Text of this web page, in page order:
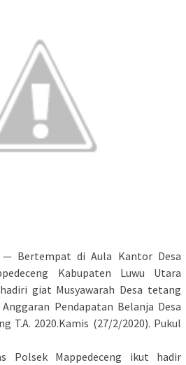
— Bertempat di Aula Kantor Desa
Kabupaten Luwu Utara
giat Musyawarah Desa tetang
Pendapatan Belanja Desa
T.A. 2020.Kamis (27/2/2020). Pukul
Polsek Mappedeceng ikut hadir